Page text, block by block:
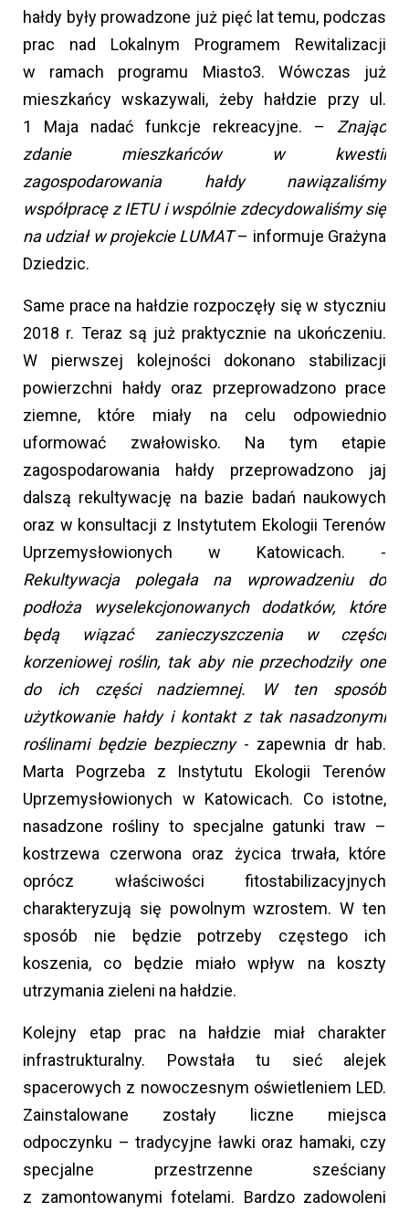
hałdy były prowadzone już pięć lat temu, podczas
prac nad Lokalnym Programem Rewitalizacji
w ramach programu Miasto3. Wówczas już
mieszkańcy wskazywali, żeby hałdzie przy ul.
1 Maja nadać funkcje rekreacyjne. – Znając
zdanie mieszkańców w kwestii
zagospodarowania hałdy nawiązaliśmy
współpracę z IETU i wspólnie zdecydowaliśmy się
na udział w projekcie LUMAT– informuje Grażyna
Dziedzic.
Same prace na hałdzie rozpoczęły się w styczniu
2018 r. Teraz są już praktycznie na ukończeniu.
W pierwszej kolejności dokonano stabilizacji
powierzchni hałdy oraz przeprowadzono prace
ziemne, które miały na celu odpowiednio
uformować zwałowisko. Na tym etapie
zagospodarowania hałdy przeprowadzono jaj
dalszą rekultywację na bazie badań naukowych
oraz w konsultacji z Instytutem Ekologii Terenów
Uprzemysłowionych w Katowicach. -
Rekultywacja polegała na wprowadzeniu do
podłoża wyselekcjonowanych dodatków, które
będą wiązać zanieczyszczenia w części
korzeniowej roślin, tak aby nie przechodziły one
do ich części nadziemnej. W ten sposób
użytkowanie hałdy i kontakt z tak nasadzonymi
roślinami będzie bezpieczny- zapewnia dr hab.
Marta Pogrzeba z Instytutu Ekologii Terenów
Uprzemysłowionych w Katowicach. Co istotne,
nasadzone rośliny to specjalne gatunki traw –
kostrzewa czerwona oraz życica trwała, które
oprócz właściwości fitostabilizacyjnych
charakteryzują się powolnym wzrostem. W ten
sposób nie będzie potrzeby częstego ich
koszenia, co będzie miało wpływ na koszty
utrzymania zieleni na hałdzie.
Kolejny etap prac na hałdzie miał charakter
infrastrukturalny. Powstała tu sieć alejek
spacerowych z nowoczesnym oświetleniem LED.
Zainstalowane zostały liczne miejsca
odpoczynku – tradycyjne ławki oraz hamaki, czy
specjalne przestrzenne sześciany
z zamontowanymi fotelami. Bardzo zadowoleni